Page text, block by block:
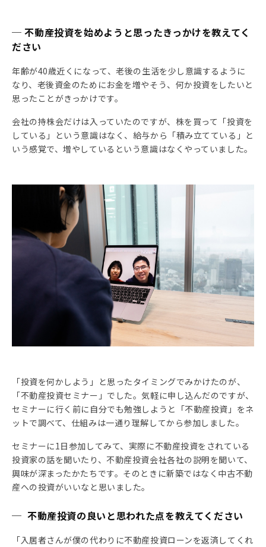
─ 不動産投資を始めようと思ったきっかけを教えてく
ださい
年齢が40歳近くになって、老後の生活を少し意識するように
なり、老後資金のためにお金を増やそう、何か投資をしたいと
思ったことがきっかけです。
会社の持株会だけは入っていたのですが、株を買って「投資を
している」という意識はなく、給与から「積み立てている」と
いう感覚で、増やしているという意識はなくやっていました。
「投資を何かしよう」と思ったタイミングでみかけたのが、
「不動産投資セミナー」でした。気軽に申し込んだのですが、
セミナーに行く前に自分でも勉強しようと「不動産投資」をネ
ットで調べて、仕組みは一通り理解してから参加しました。
セミナーに1日参加してみて、実際に不動産投資をされている
投資家の話を聞いたり、不動産投資会社各社の説明を聞いて、
興味が深まったかたちです。そのときに新築ではなく中古不動
産への投資がいいなと思いました。
─ 不動産投資の良いと思われた点を教えてください
「入居者さんが僕の代わりに不動産投資ローンを返済してくれ